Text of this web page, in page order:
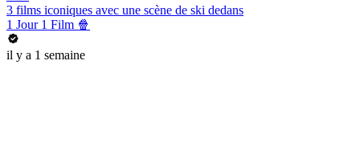
3 films iconiques avec une scène de ski dedans
1 Jour 1 Film 🍿
il y a 1 semaine